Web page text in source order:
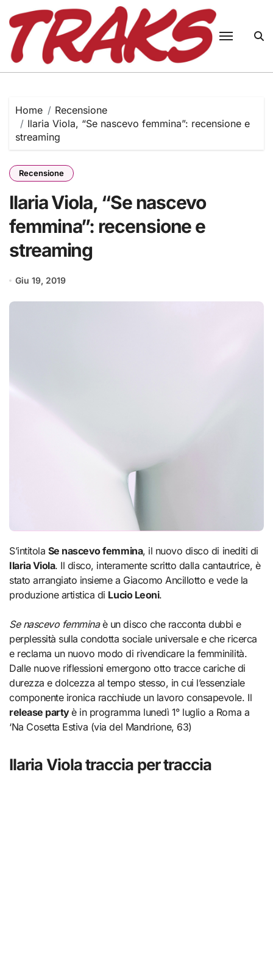
content
Home
Recensione
Ilaria Viola, “Se nascevo femmina”: recensione e
streaming
Recensione
Ilaria Viola, “Se nascevo
femmina”: recensione e
streaming
Giu 19, 2019
S’intitola Se nascevo femmina, il nuovo disco di inediti di
Ilaria Viola. Il disco, interamente scritto dalla cantautrice, è
stato arrangiato insieme a Giacomo Ancillotto e vede la
produzione artistica di Lucio Leoni.
Se nascevo femminaè un disco che racconta dubbi e
perplessità sulla condotta sociale universale e che ricerca
e reclama un nuovo modo di rivendicare la femminilità.
Dalle nuove riflessioni emergono otto tracce cariche di
durezza e dolcezza al tempo stesso, in cui l’essenziale
componente ironica racchiude un lavoro consapevole. Il
release partyè in programma lunedì 1° luglio a Roma a
‘Na Cosetta Estiva (via del Mandrione, 63)
Ilaria Viola traccia per traccia